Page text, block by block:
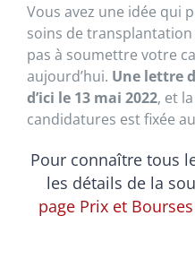
Vous avez une idée qui
soins de transplantation
pas à soumettre votre
aujourd’hui. Une lettre
d’ici le 13 mai 2022, et
candidatures est fixée au
Pour connaître tous
les détails de la
page Prix et